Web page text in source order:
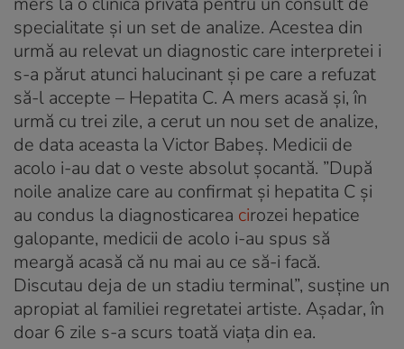
specialitate și un set de analize. Acestea din
urmă au relevat un diagnostic care interpretei i
s-a părut atunci halucinant și pe care a refuzat
să-l accepte – Hepatita C. A mers acasă și, în
urmă cu trei zile, a cerut un nou set de analize,
de data aceasta la Victor Babeș. Medicii de
acolo i-au dat o veste absolut șocantă. ”După
noile analize care au confirmat și hepatita C și
au condus la diagnosticarea cirozei hepatice
galopante, medicii de acolo i-au spus să
meargă acasă că nu mai au ce să-i facă.
Discutau deja de un stadiu terminal”, susține un
apropiat al familiei regretatei artiste. Așadar, în
doar 6 zile s-a scurs toată viața din ea.